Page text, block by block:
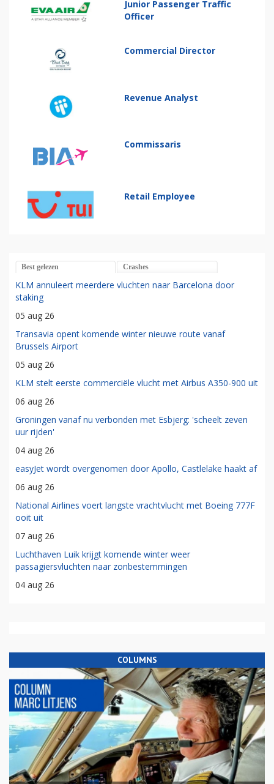
Junior Passenger Traffic
Officer
Commercial Director
Revenue Analyst
Commissaris
Retail Employee
Best gelezen Crashes
KLM annuleert meerdere vluchten naar Barcelona door
staking
05 aug 26
Transavia opent komende winter nieuwe route vanaf
Brussels Airport
05 aug 26
KLM stelt eerste commerciële vlucht met Airbus A350-900 uit
06 aug 26
Groningen vanaf nu verbonden met Esbjerg: 'scheelt zeven
uur rijden'
04 aug 26
easyJet wordt overgenomen door Apollo, Castlelake haakt af
06 aug 26
National Airlines voert langste vrachtvlucht met Boeing 777F
ooit uit
07 aug 26
Luchthaven Luik krijgt komende winter weer
passagiersvluchten naar zonbestemmingen
04 aug 26
COLUMNS